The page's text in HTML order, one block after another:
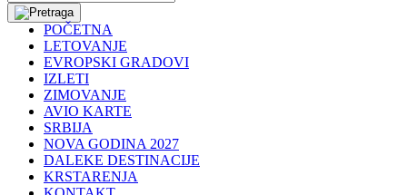
POČETNA
LETOVANJE
EVROPSKI GRADOVI
IZLETI
ZIMOVANJE
AVIO KARTE
SRBIJA
NOVA GODINA 2027
DALEKE DESTINACIJE
KRSTARENJA